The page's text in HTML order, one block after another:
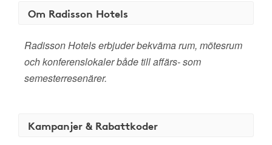
Om Radisson Hotels
Radisson Hotels erbjuder bekväma rum, mötesrum
och konferenslokaler både till affärs- som
semesterresenärer.
Kampanjer & Rabattkoder